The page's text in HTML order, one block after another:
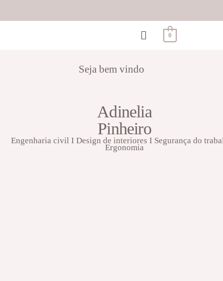
0
Seja bem vindo
Adinelia
Pinheiro
Engenharia civil I Design de interiores I Segurança do
Ergonomia